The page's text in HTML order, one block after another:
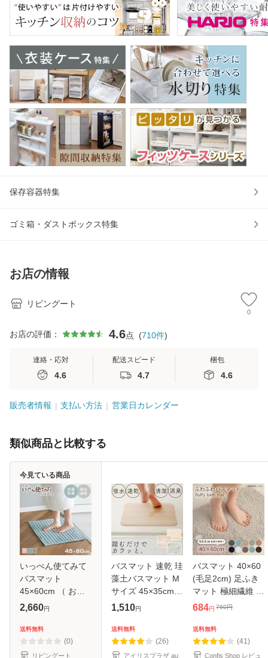
にくい 切
め鍋 ハー
K
保存容器特集
ゴミ箱・ダストボックス特集
お店の情報
リビングート
0
お店の評価： 4.6点 (710件)
連絡・応対
4.6
配送スピード
4.7
梱包
4.6
販売者情報 支払い方法 営業日カレンダー
類似商品と比較する
いっぺん使てみて
バスマット
45×60cm （ お風
呂マット マット 吸
り止め 洗濯OK
45×60 足ふきマッ
ト お風呂 バスグッ
2,660円
送料無料
(0)
リビングート
今見ている商品
バスマット 速乾 珪
藻土バスマット M
サイズ 45×35cm
おしゃれ 大理石調
臭 清潔 お手入れ簡
単 陰干し 洗濯不要
お風
1,510円
送料無料
(26)
アイリスプラザ au
バスマット 40×60
(毛足2cm) 足ふき
マット 極細繊維 ト
イレマット マット
菌 防臭 エステ ふ
わふわ おしゃれ 送
料無
684円 760円
送料無料
(41)
Confis Shop レビュ